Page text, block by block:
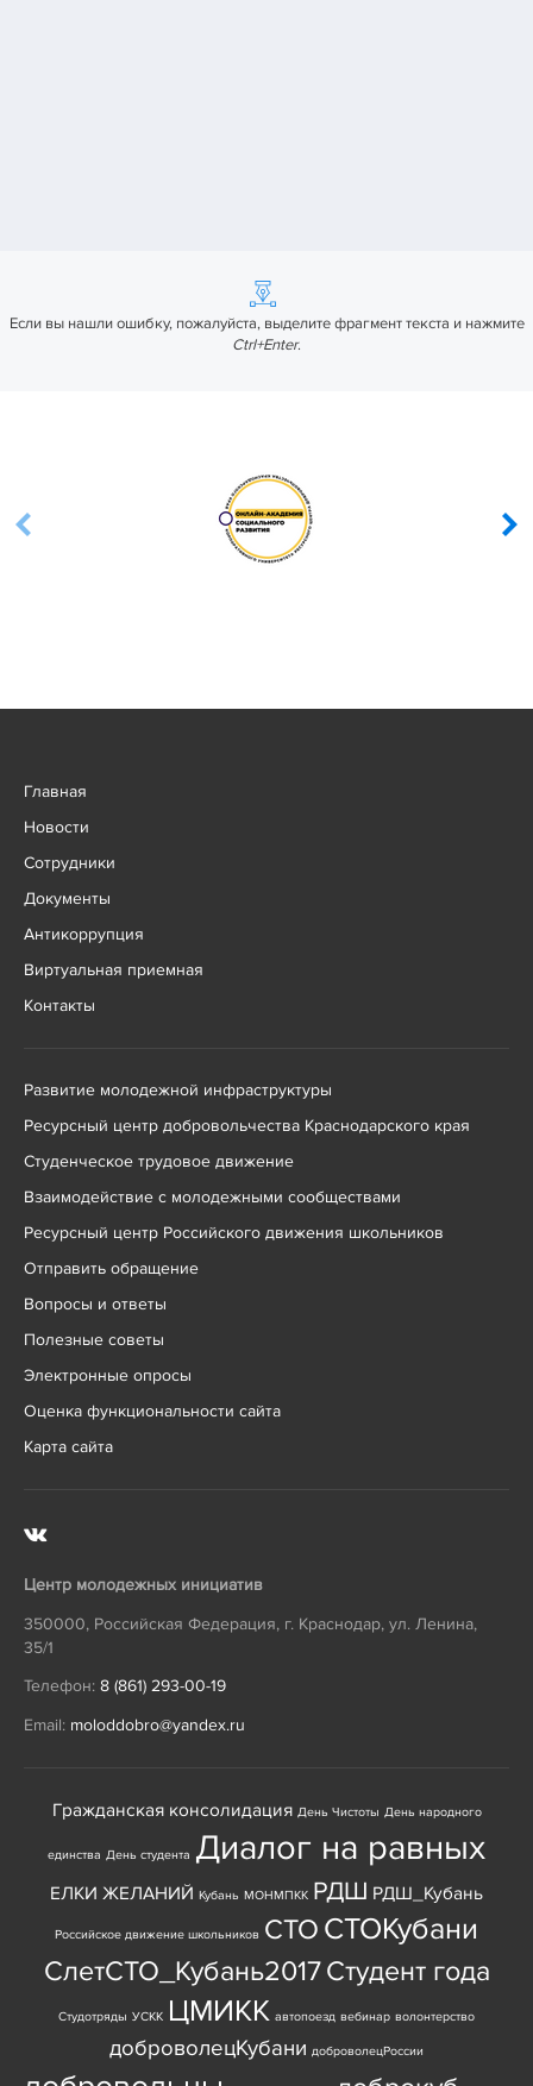
Если вы нашли ошибку, пожалуйста, выделите фрагмент текста и нажмите
Ctrl+Enter.
Главная
Новости
Сотрудники
Документы
Антикоррупция
Виртуальная приемная
Контакты
Развитие молодежной инфраструктуры
Ресурсный центр добровольчества Краснодарского края
Студенческое трудовое движение
Взаимодействие с молодежными сообществами
Ресурсный центр Российского движения школьников
Отправить обращение
Вопросы и ответы
Полезные советы
Электронные опросы
Оценка функциональности сайта
Карта сайта
Центр молодежных инициатив
350000, Российская Федерация, г. Краснодар, ул. Ленина,
35/1
Телефон: 8 (861) 293-00-19
Email: moloddobro@yandex.ru
Гражданская консолидация День Чистоты День народного
единства День студента Диалог на равных
ЕЛКИ ЖЕЛАНИЙ Кубань МОНМПКК РДШ РДШ_Кубань
Российское движение школьников СТО СТОКубани
СлетСТО_Кубань2017Студент года
Студотряды УСКК ЦМИКК автопоезд вебинар волонтерство
доброволецКубани доброволецРоссии